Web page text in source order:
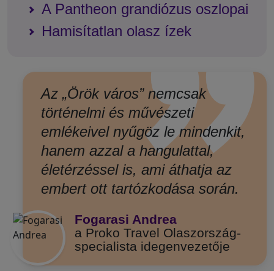
A Pantheon grandiózus oszlopai
Hamisítatlan olasz ízek
Az „Örök város” nemcsak
történelmi és művészeti
emlékeivel nyűgöz le mindenkit,
hanem azzal a hangulattal,
életérzéssel is, ami áthatja az
embert ott tartózkodása során.
Fogarasi Andrea
a Proko Travel Olaszország-
specialista idegenvezetője